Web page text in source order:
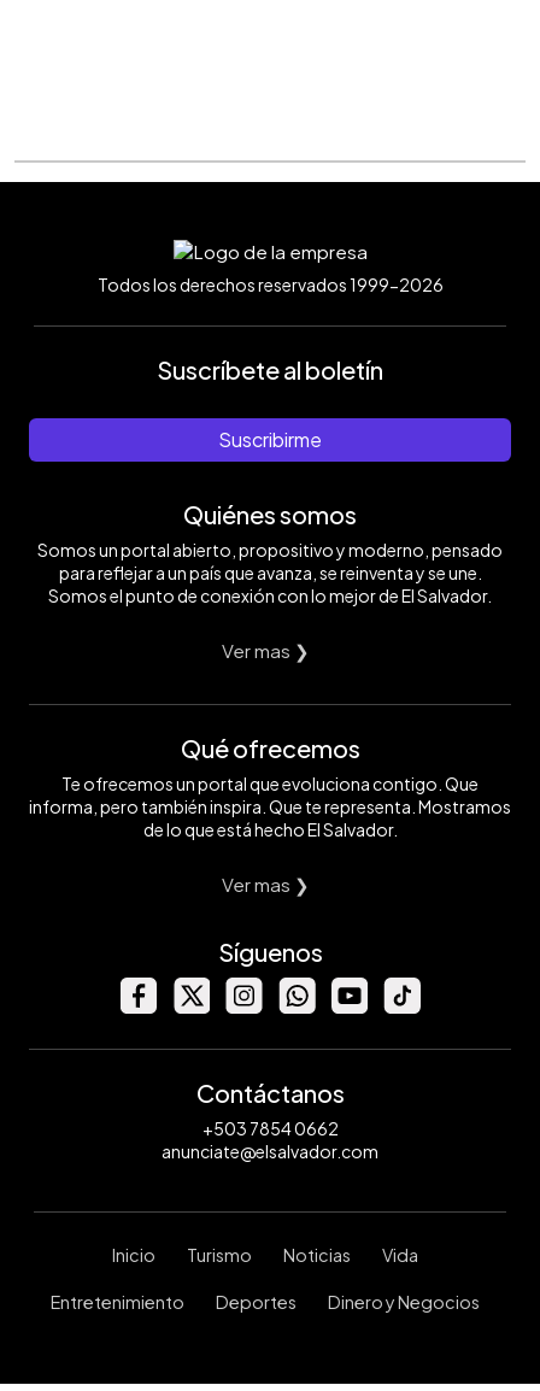
Todos los derechos reservados 1999-2026
Suscríbete al boletín
Suscribirme
Quiénes somos
Somos un portal abierto, propositivo y moderno, pensado
para reflejar a un país que avanza, se reinventa y se une.
Somos el punto de conexión con lo mejor de El Salvador.
Ver mas ❯
Qué ofrecemos
Te ofrecemos un portal que evoluciona contigo. Que
informa, pero también inspira. Que te representa. Mostramos
de lo que está hecho El Salvador.
Ver mas ❯
Síguenos
Contáctanos
+503 7854 0662
anunciate@elsalvador.com
Inicio Turismo Noticias Vida
Entretenimiento Deportes Dinero y Negocios